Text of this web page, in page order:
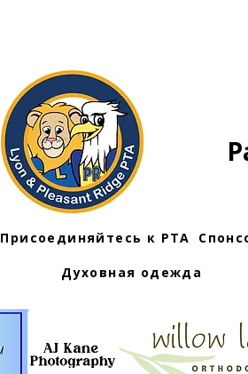
Присоединяйтесь к PTA
Духовная одежда